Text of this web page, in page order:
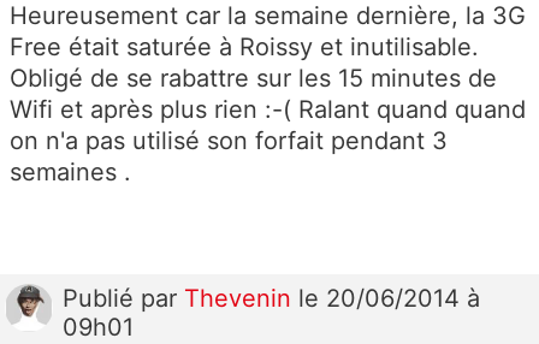
Heureusement car la semaine dernière, la 3G
Free était saturée à Roissy et inutilisable.
Obligé de se rabattre sur les 15 minutes de
Wifi et après plus rien :-( Ralant quand quand
on n'a pas utilisé son forfait pendant 3
semaines .
Publié par Thevenin le 20/06/2014 à
09h01